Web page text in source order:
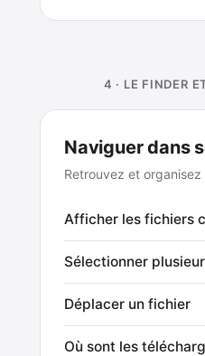
4 · LE FINDER
Naviguer dans
Retrouvez et
Afficher les fichiers
Sélectionner
Déplacer un fichier
Où sont les